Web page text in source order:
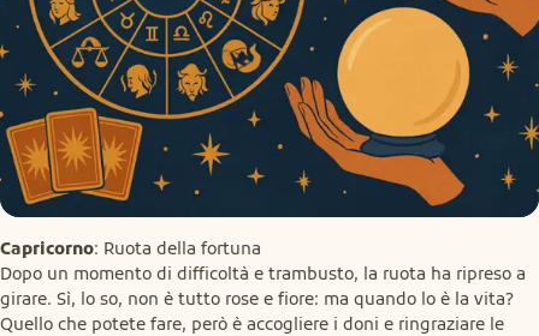
Capricorno: Ruota della fortuna
Dopo un momento di difficoltà e trambusto, la ruota ha ripreso a
girare. Sì, lo so, non è tutto rose e fiore: ma quando lo è la vita?
Quello che potete fare, però è accogliere i doni e ringraziare le